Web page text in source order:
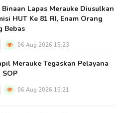
Lapas Merauke Diusulkan
HUT Ke 81 RI, Enam Orang
Bebas
06 Aug 2026 15:23
Merauke Tegaskan Pelayana
SOP
06 Aug 2026 15:21